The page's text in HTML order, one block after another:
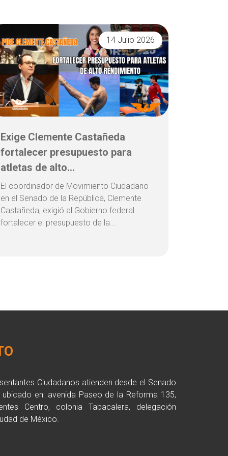
14 Julio 2026
Exige Clemente Castañeda
fortalecer presupuesto para
atletas de alto...
El coordinador de Movimiento Ciudadano
en el Senado de la República, Clemente
Castañeda, exigió al Gobierno federal
fortalecer el presupuesto de la...
Ciudadanos atienden desde el Senado
ubicado en: avenida Paseo de la Reforma 135,
Centro, colonia Tabacalera, delegación
de México.